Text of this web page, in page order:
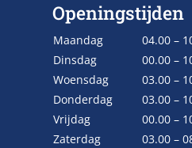
Openingstijden
Maandag
04.00 –
Dinsdag
00.00 –
Woensdag
03.00 –
Donderdag
03.00 –
Vrijdag
00.00 –
Zaterdag
03.00 –